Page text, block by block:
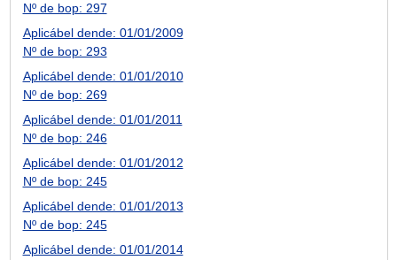
Nº de bop: 297
Aplicábel dende: 01/01/2009
Nº de bop: 293
Aplicábel dende: 01/01/2010
Nº de bop: 269
Aplicábel dende: 01/01/2011
Nº de bop: 246
Aplicábel dende: 01/01/2012
Nº de bop: 245
Aplicábel dende: 01/01/2013
Nº de bop: 245
Aplicábel dende: 01/01/2014